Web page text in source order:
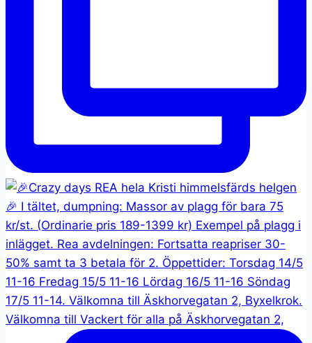
Välkomna till Vackert för alla på Äskhorvegatan 2,